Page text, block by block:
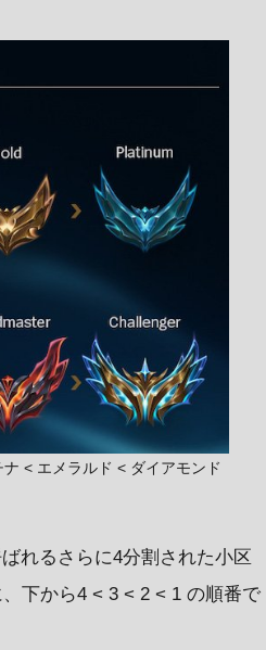
< エメラルド < ダイアモンド
れるさらに4分割された小区
下から4 < 3 < 2 < 1 の順番で